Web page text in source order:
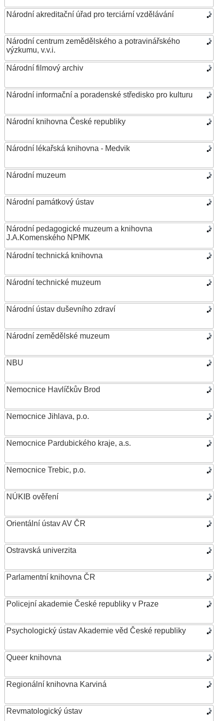
Národní akreditační úřad pro terciární vzdělávání
Národní centrum zemědělského a potravinářského
výzkumu, v.v.i.
Národní filmový archiv
Národní informační a poradenské středisko pro kulturu
Národní knihovna České republiky
Národní lékařská knihovna - Medvik
Národní muzeum
Národní památkový ústav
Národní pedagogické muzeum a knihovna
J.A.Komenského NPMK
Národní technická knihovna
Národní technické muzeum
Národní ústav duševního zdraví
Národní zemědělské muzeum
NBU
Nemocnice Havlíčkův Brod
Nemocnice Jihlava, p.o.
Nemocnice Pardubického kraje, a.s.
Nemocnice Trebic, p.o.
NÚKIB ověření
Orientální ústav AV ČR
Ostravská univerzita
Parlamentní knihovna ČR
Policejní akademie České republiky v Praze
Psychologický ústav Akademie věd České republiky
Queer knihovna
Regionální knihovna Karviná
Revmatologický ústav